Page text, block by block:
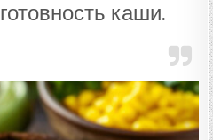
каши.